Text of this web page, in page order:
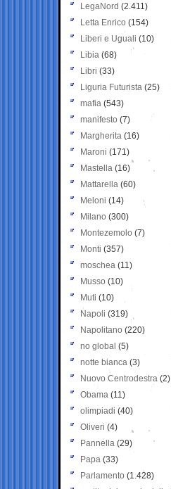
LegaNord (2.411)
Letta Enrico (154)
Liberi e Uguali (10)
Libia (68)
Libri (33)
Liguria Futurista (25)
mafia (543)
manifesto (7)
Margherita (16)
Maroni (171)
Mastella (16)
Mattarella (60)
Meloni (14)
Milano (300)
Montezemolo (7)
Monti (357)
moschea (11)
Musso (10)
Muti (10)
Napoli (319)
Napolitano (220)
no global (5)
notte bianca (3)
Nuovo Centrodestra (2)
Obama (11)
olimpiadi (40)
Oliveri (4)
Pannella (29)
Papa (33)
Parlamento (1.428)